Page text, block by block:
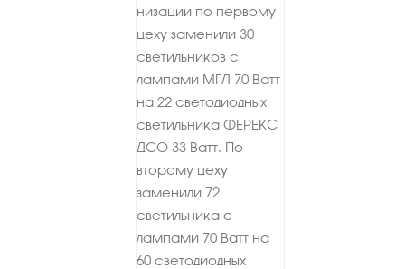
низации по первому
цеху заменили 30
светильников с
лампами МГЛ 70 Ватт
на 22 све­тодиодных
светильника ФЕРЕКС
ДСО 33 Ватт. По
второму цеху
заменили 72
светильни­ка с
лампами 70 Ватт на
60 светодиодных